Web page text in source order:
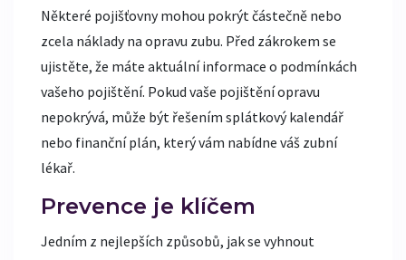
Některé pojišťovny mohou pokrýt částečně nebo
zcela náklady na opravu zubu. Před zákrokem se
ujistěte, že máte aktuální informace o podmínkách
vašeho pojištění. Pokud vaše pojištění opravu
nepokrývá, může být řešením splátkový kalendář
nebo finanční plán, který vám nabídne váš zubní
lékař.
Prevence je klíčem
Jedním z nejlepších způsobů, jak se vyhnout